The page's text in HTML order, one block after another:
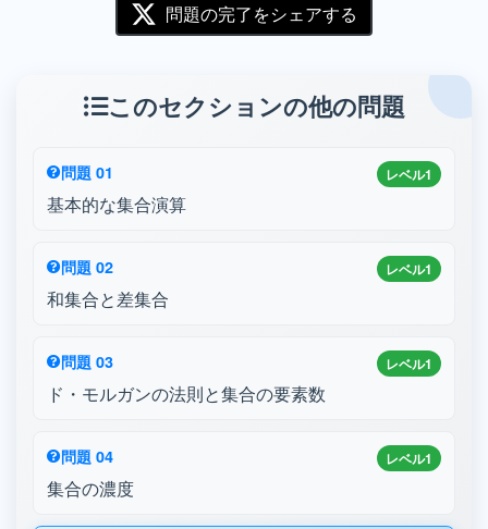
問題の完了をシェアする
このセクションの他の問題
レベル1
問題 01
基本的な集合演算
レベル1
問題 02
和集合と差集合
レベル1
問題 03
ド・モルガンの法則と集合の要素数
レベル1
問題 04
集合の濃度